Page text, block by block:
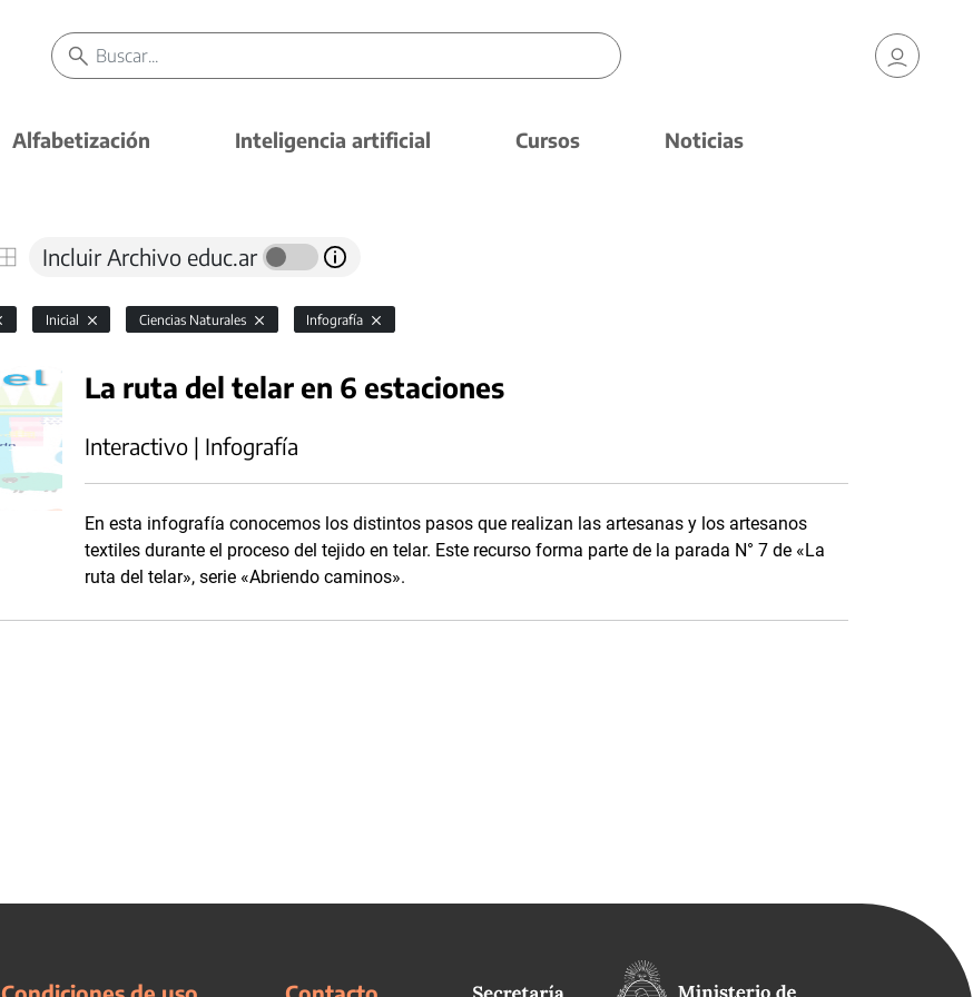
Alfabetización Inteligencia artificial Cursos Noticias
Incluir Archivo educ.ar
Inicial Ciencias Naturales Infografía
La ruta del telar en 6 estaciones
Interactivo | Infografía
En esta infografía conocemos los distintos pasos que realizan las artesanas y los artesanos
textiles durante el proceso del tejido en telar. Este recurso forma parte de la parada N° 7 de «La
ruta del telar», serie «Abriendo caminos».